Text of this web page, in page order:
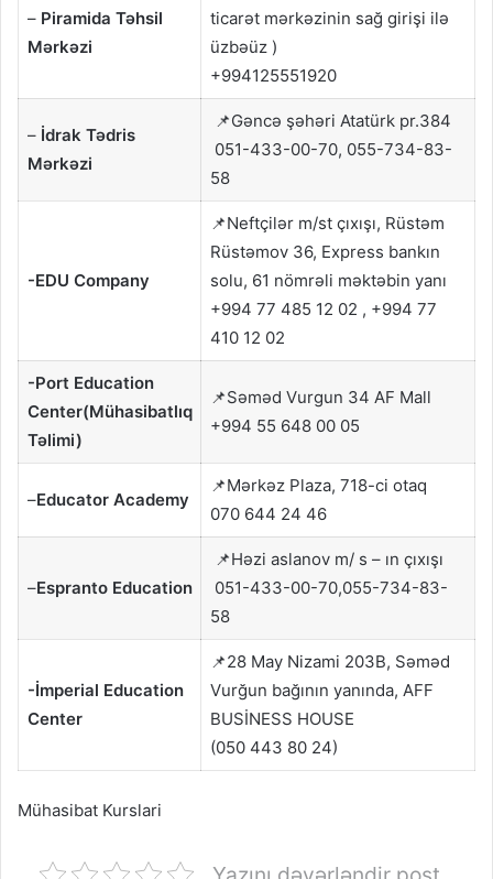
– Piramida Təhsil
Mərkəzi
ticarət mərkəzinin sağ girişi ilə
üzbəüz )
+994125551920
–İdrak Tədris
Mərkəzi
📌Gəncə şəhəri Atatürk pr.384
051-433-00-70, 055-734-83-
58
-EDU Company
📌Neftçilər m/st çıxışı, Rüstəm
Rüstəmov 36, Express bankın
solu, 61 nömrəli məktəbin yanı
+994 77 485 12 02 , +994 77
410 12 02
-Port Education
Center(Mühasibatlıq
Təlimi)
📌Səməd Vurgun 34 AF Mall
+994 55 648 00 05
–Educator Academy
📌Mərkəz Plaza, 718-ci otaq
070 644 24 46
–Espranto Education
📌Həzi aslanov m/ s – ın çıxışı
051-433-00-70,055-734-83-
58
-İmperial Education
Center
📌28 May Nizami 203B, Səməd
Vurğun bağının yanında, AFF
BUSİNESS HOUSE
(050 443 80 24)
Mühasibat Kurslari